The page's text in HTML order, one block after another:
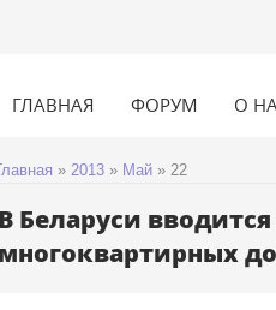
ГЛАВНАЯ ФОРУМ О
» 2013 » Май » 22
В Беларуси
многоквартирных